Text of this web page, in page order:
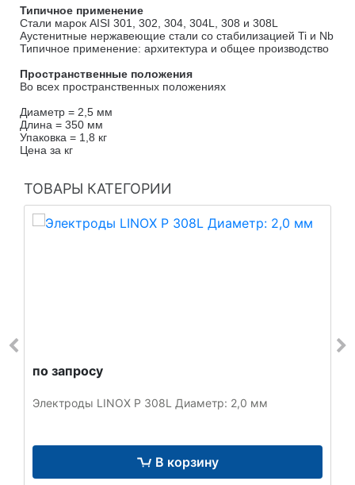
Типичное применение
Стали марок AISI 301, 302, 304, 304L, 308 и 308L
Аустенитные нержавеющие стали со стабилизацией Ti и Nb
Типичное применение: архитектура и общее производство
Пространственные положения
Во всех пространственных положениях
Диаметр = 2,5 мм
Длина = 350 мм
Упаковка = 1,8 кг
Цена за кг
ТОВАРЫ КАТЕГОРИИ
по запросу
Электроды LINOX P 308L Диаметр: 2,0 мм
В корзину